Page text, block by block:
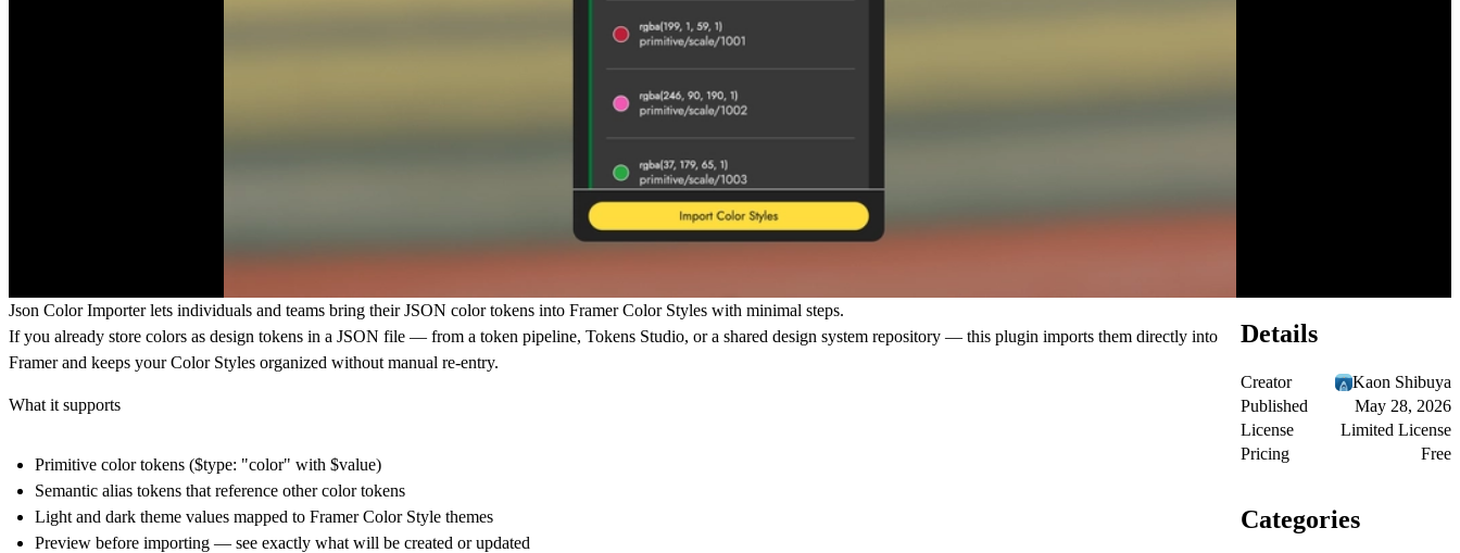
Json Color Importer lets individuals and teams bring their JSON color tokens into Framer Color Styles with minimal steps.
If you already store colors as design tokens in a JSON file — from a token pipeline, Tokens Studio, or a shared design system repository — this plugin imports them directly into
Framer and keeps your Color Styles organized without manual re-entry.
What it supports
Primitive color tokens ($type: "color" with $value)
Semantic alias tokens that reference other color tokens
Light and dark theme values mapped to Framer Color Style themes
Preview before importing — see exactly what will be created or updated
Details
Creator
Kaon Shibuya
Published
May 28, 2026
License
Limited License
Pricing
Free
Categories